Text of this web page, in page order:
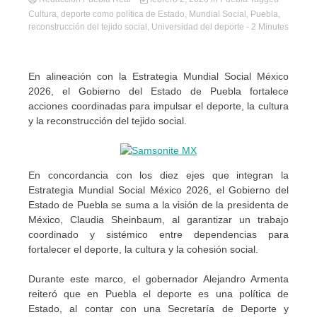
Cultura, deporte como política de Estado, Mundial Social , Puebla,
reconstrucción del tejido social , Universidad del deporte - 2 Minutes
En alineación con la Estrategia Mundial Social México
2026, el Gobierno del Estado de Puebla fortalece
acciones coordinadas para impulsar el deporte, la cultura
y la reconstrucción del tejido social.
En concordancia con los diez ejes que integran la
Estrategia Mundial Social México 2026, el Gobierno del
Estado de Puebla se suma a la visión de la presidenta de
México, Claudia Sheinbaum, al garantizar un trabajo
coordinado y sistémico entre dependencias para
fortalecer el deporte, la cultura y la cohesión social.
Durante este marco, el gobernador Alejandro Armenta
reiteró que en Puebla el deporte es una política de
Estado, al contar con una Secretaría de Deporte y